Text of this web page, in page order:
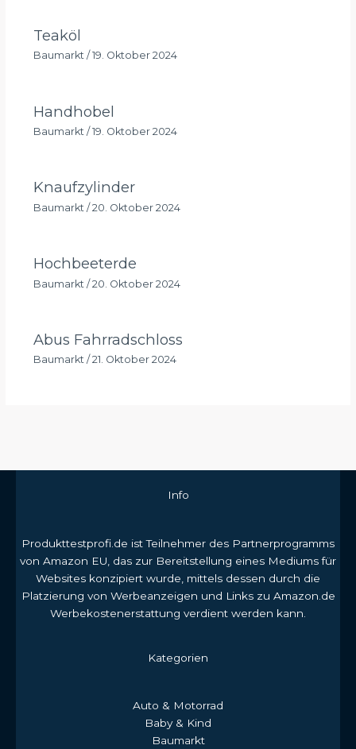
Teaköl
Baumarkt/ 19. Oktober 2024
Handhobel
Baumarkt / 19. Oktober 2024
Knaufzylinder
Baumarkt / 20. Oktober 2024
Hochbeeterde
Baumarkt /20. Oktober 2024
Abus Fahrradschloss
Baumarkt/ 21. Oktober 2024
Info
Produkttestprofi.de ist Teilnehmer des Partnerprogramms
von Amazon EU, das zur Bereitstellung eines Mediums für
Websites konzipiert wurde, mittels dessen durch die
Platzierung von Werbeanzeigen und Links zu Amazon.de
Werbekostenerstattung verdient werden kann.
Kategorien
Auto & Motorrad
Baby & Kind
Baumarkt